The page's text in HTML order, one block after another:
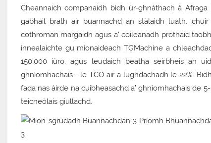
Cheannaich companaidh bìdh ùr-ghnàthach à
gabhail brath air buannachd an stàlaidh luath,
cothroman margaidh agus a’ coileanadh prothaid
innealaichte gu mionaideach TGMachine a
150,000 iùro, agus leudaich beatha seirbheis an
ghnìomhachais - le TCO air a lughdachadh le 22%.
fada nas àirde na cuibheasachd a’ ghnìomhachais de
teicneòlais giullachd.